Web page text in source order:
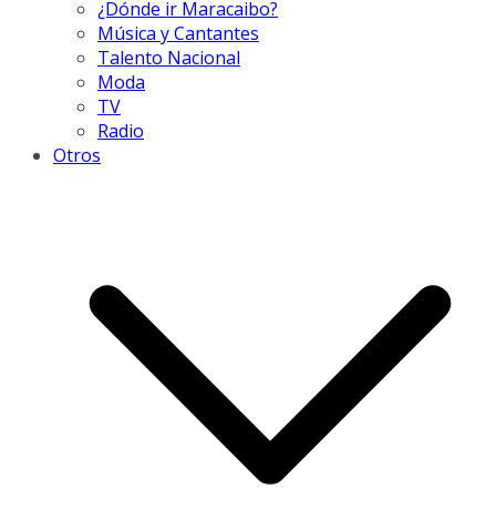
¿Dónde ir Maracaibo?
Música y Cantantes
Talento Nacional
Moda
TV
Radio
Otros